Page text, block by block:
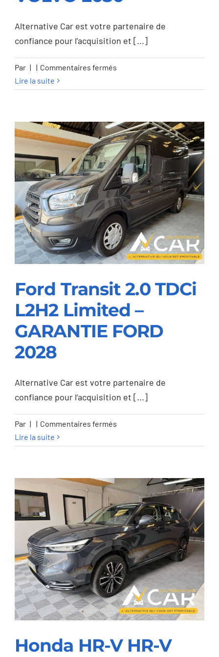
Alternative Car est votre partenaire de
confiance pour l’acquisition et [...]
Par | | Commentaires fermés
C40
82
kWh
Recharge
Twin
Launch
Edition
pure
lectric
–
GARANTIE
VOLVO
2030
Lire la suite
Ford Transit 2.0 TDCi
L2H2 Limited –
GARANTIE FORD
Ford Transit 2.0 TDCi
L2H2 Limited –
GARANTIE FORD
2028
Alternative Car est votre partenaire de
confiance pour l’acquisition et [...]
Par | | Commentaires fermés
Transit
TDCi
L2H2
Limited
–
GARANTIE
FORD
2028
Lire la suite
Honda HR-V HR-V